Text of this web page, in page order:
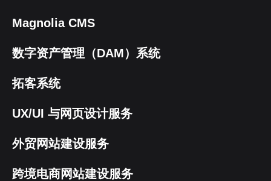
Magnolia CMS
数字资产管理（DAM）系统
拓客系统
UX/UI 与网页设计服务
外贸网站建设服务
跨境电商网站建设服务